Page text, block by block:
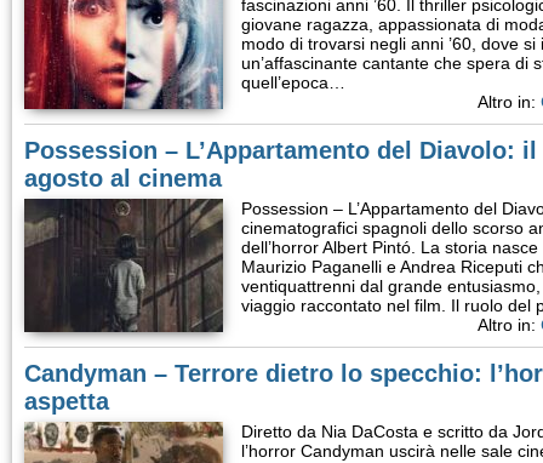
fascinazioni anni ’60. Il thriller
giovane ragazza, appassionata di
modo di trovarsi negli anni ’60, dove
un’affascinante cantante che spera di
quell’epoca…
Altro in:
Possession – L’Appartamento del Diavolo:
agosto al cinema
Possession – L’Appartamento del
cinematografici spagnoli dello scorso
dell’horror Albert Pintó. La storia
Maurizio Paganelli e Andrea Riceputi
ventiquattrenni dal grande
viaggio raccontato nel film. Il ruolo del
Altro in:
Candyman – Terrore dietro lo specchio:
aspetta
Diretto da Nia DaCosta e scritto da
l’horror Candyman uscirà nelle sale